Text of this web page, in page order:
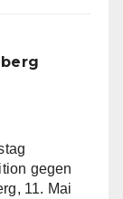
gegen
11. Mai